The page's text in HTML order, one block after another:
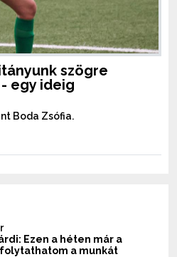
szögre
egy ideig
Boda Zsófia.
Ezen a héten már a
a munkát